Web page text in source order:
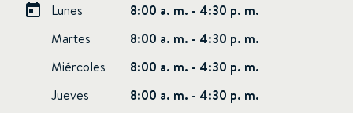
Lunes
8:00 a. m. - 4:30 p. m.
Martes
8:00 a. m. - 4:30 p. m.
Miércoles
8:00 a. m. - 4:30 p. m.
Jueves
8:00 a. m. - 4:30 p. m.